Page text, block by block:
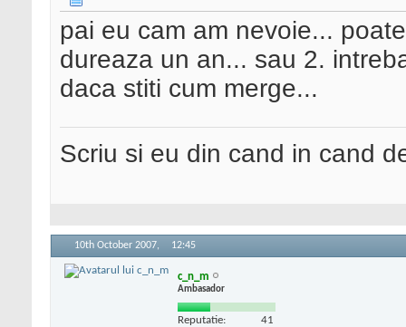
pai eu cam am nevoie...
dureaza un an... sau 2.
daca stiti cum merge...
Scriu si eu din cand in cand
10th October 2007, 12:45
c_n_m
Ambasador
Reputatie: 41